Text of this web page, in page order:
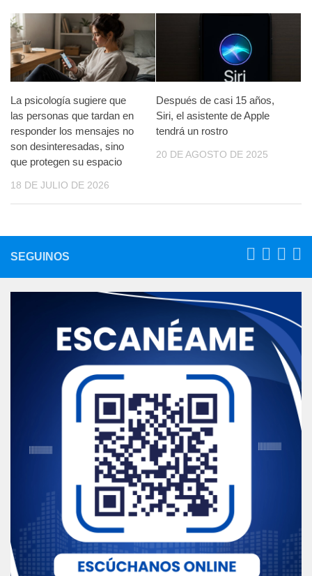
La psicología sugiere que
las personas que tardan en
responder los mensajes no
son desinteresadas, sino
que protegen su espacio
18 DE JULIO DE 2026
Después de casi 15 años,
Siri, el asistente de Apple
tendrá un rostro
20 DE AGOSTO DE 2025
SEGUINOS